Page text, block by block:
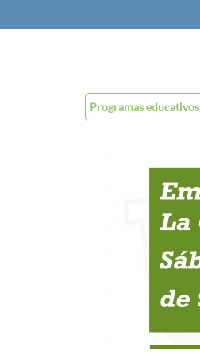
Programas educativos